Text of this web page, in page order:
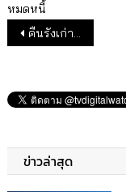
หมดหนี้
แนะแนวเรื่อง
คืนรังเก่า! 2 รายการใหม่ JSL ลงผังช่อง 7
ข่าวล่าสุด